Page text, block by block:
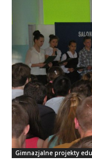
Gimnazjalne projekty